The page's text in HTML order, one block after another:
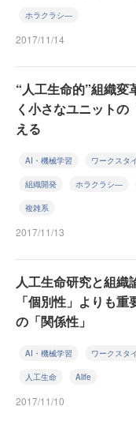
ホラクラシ―
2017/11/14
“人工生命的”組織
く小さなユニット
える
AI・機械学習 ワークスタ
組織開発 ホラクラシ―
複雑系
2017/11/13
人工生命研究と組織
「個別性」よりも
の「関係性」
AI・機械学習 ワークスタ
人工生命 Alife
2017/11/10